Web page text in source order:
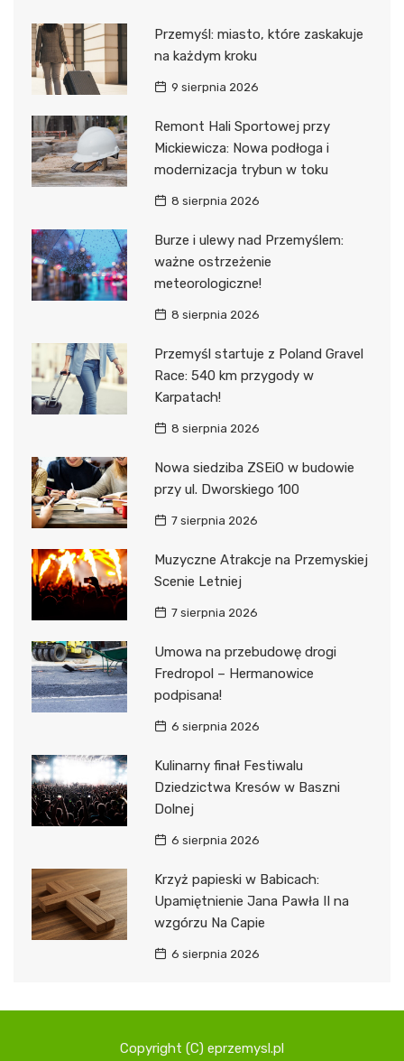
Przemyśl: miasto, które zaskakuje
na każdym kroku
9 sierpnia 2026
Remont Hali Sportowej przy
Mickiewicza: Nowa podłoga i
modernizacja trybun w toku
8 sierpnia 2026
Burze i ulewy nad Przemyślem:
ważne ostrzeżenie
meteorologiczne!
8 sierpnia 2026
Przemyśl startuje z Poland Gravel
Race: 540 km przygody w
Karpatach!
8 sierpnia 2026
Nowa siedziba ZSEiO w budowie
przy ul. Dworskiego 100
7 sierpnia 2026
Muzyczne Atrakcje na Przemyskiej
Scenie Letniej
7 sierpnia 2026
Umowa na przebudowę drogi
Fredropol – Hermanowice
podpisana!
6 sierpnia 2026
Kulinarny finał Festiwalu
Dziedzictwa Kresów w Baszni
Dolnej
6 sierpnia 2026
Krzyż papieski w Babicach:
Upamiętnienie Jana Pawła II na
wzgórzu Na Capie
6 sierpnia 2026
Copyright (C) eprzemysl.pl